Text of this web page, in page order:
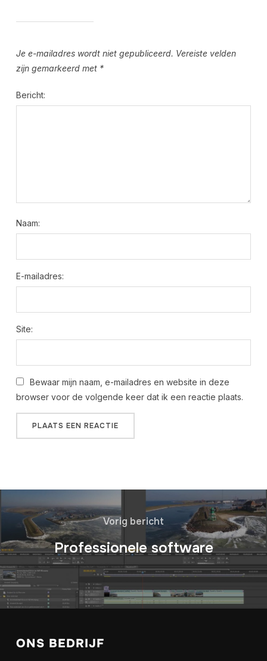
Je e-mailadres wordt niet gepubliceerd. Vereiste velden
zijn gemarkeerd met *
Bericht:
Naam:
E-mailadres:
Site:
Bewaar mijn naam, e-mailadres en website in deze
browser voor de volgende keer dat ik een reactie plaats.
Vorig bericht
Professionele software
ONS BEDRIJF